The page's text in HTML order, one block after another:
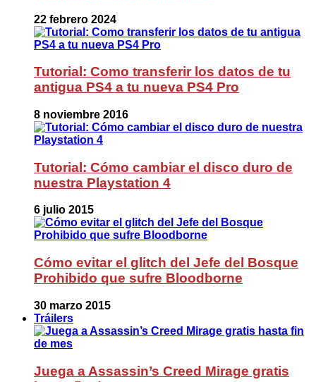
22 febrero 2024
Tutorial: Como transferir los datos de tu
antigua PS4 a tu nueva PS4 Pro
8 noviembre 2016
Tutorial: Cómo cambiar el disco duro de
nuestra Playstation 4
6 julio 2015
Cómo evitar el glitch del Jefe del Bosque
Prohibido que sufre Bloodborne
30 marzo 2015
Tráilers
Juega a Assassin’s Creed Mirage gratis